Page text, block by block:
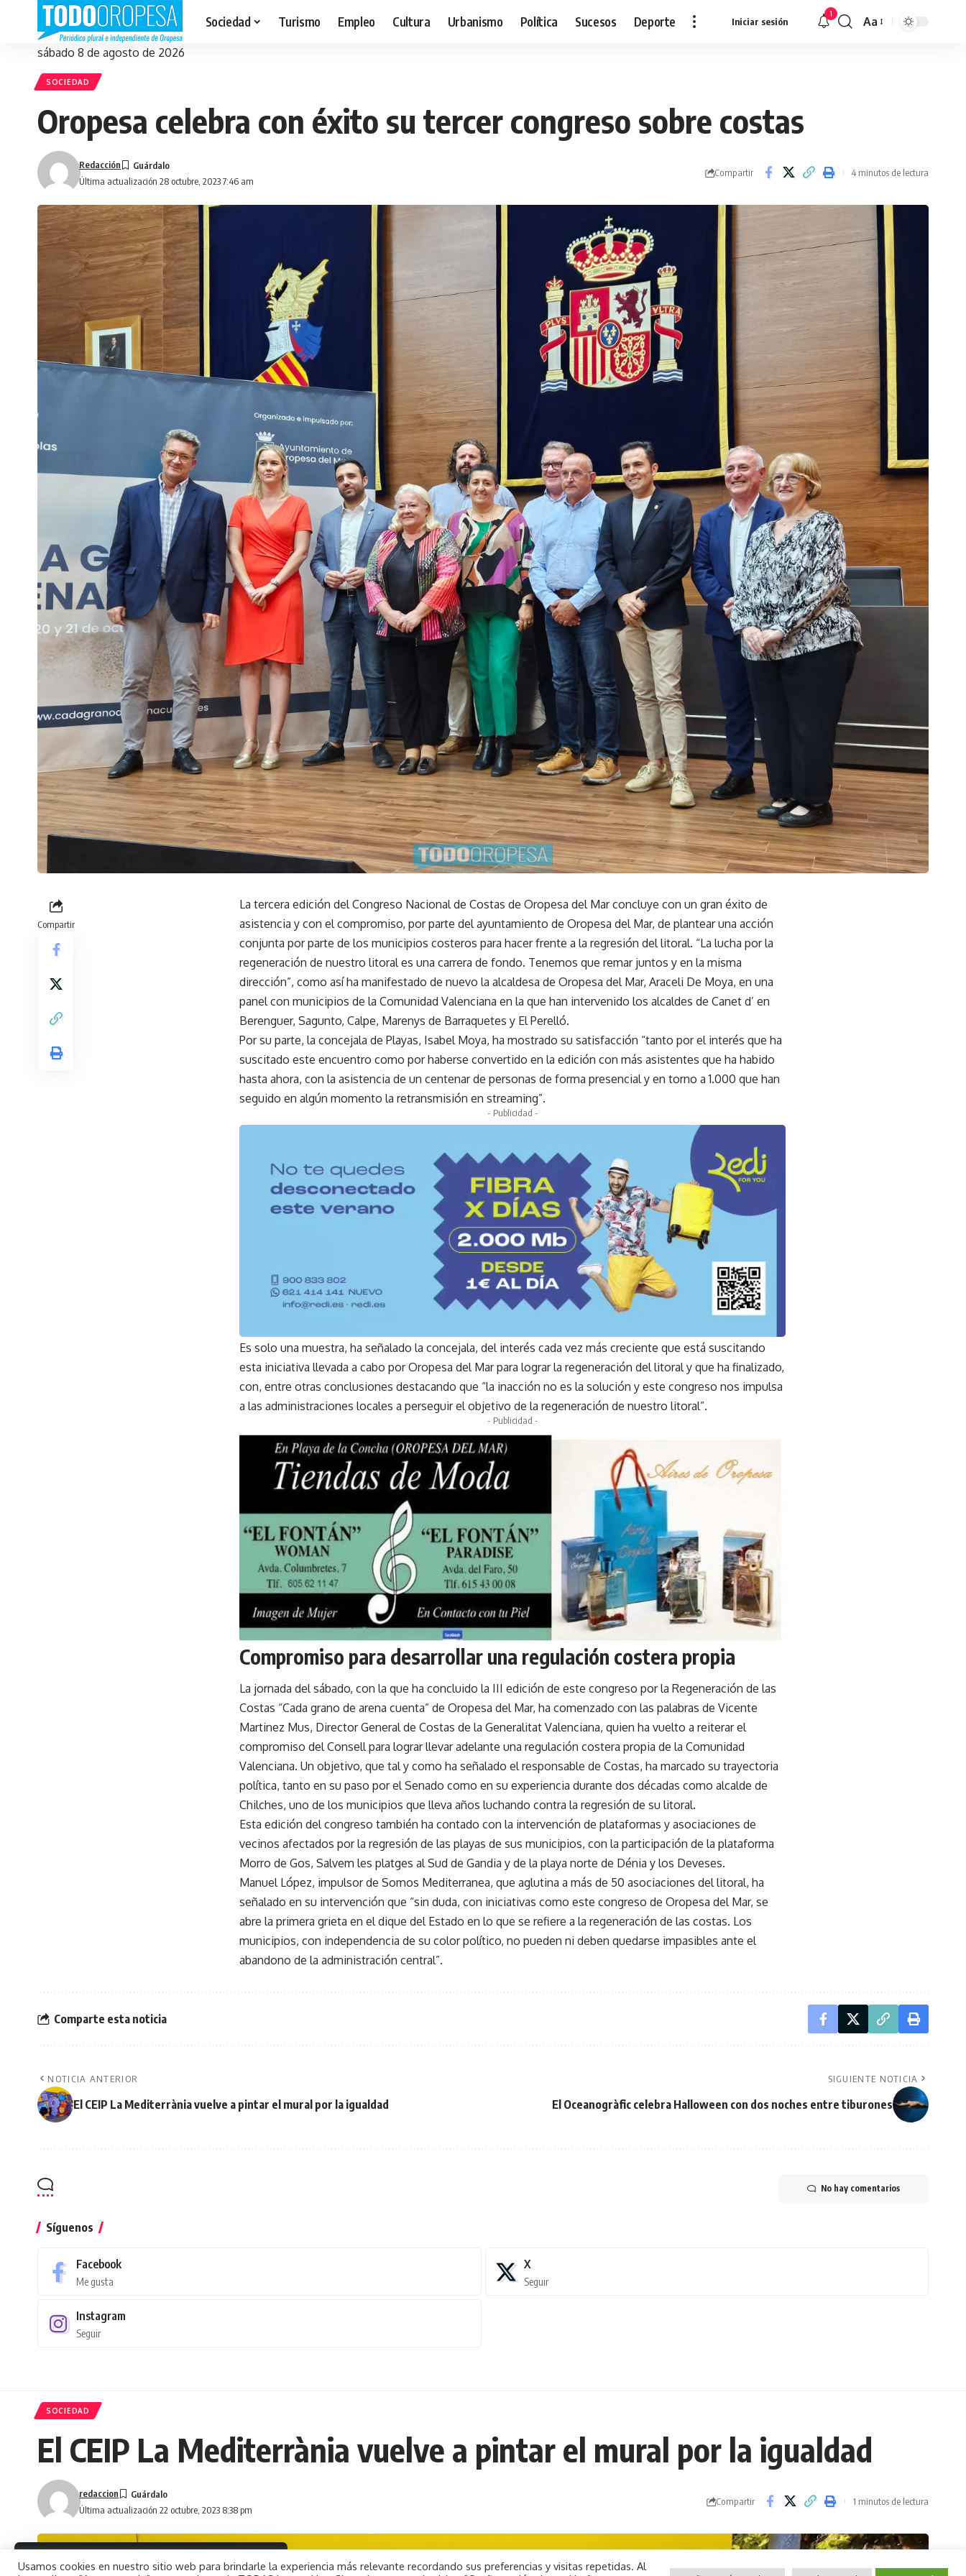
By using this site, you agree to the
Aceptar
Sociedad Turismo Empleo Cultura Urbanismo Política Sucesos Deporte Iniciar sesión
1
Redimensionar
Aa
sábado 8 de agosto de 2026
SOCIEDAD
Oropesa celebra con éxito su tercer congreso sobre costas
Última actualización 28 octubre, 2023 7:46 am
Redacción
Compartir 4 minutos de lectura
Compartir
La tercera edición del Congreso Nacional de Costas de Oropesa del Mar concluye con un gran éxito de
asistencia y con el compromiso, por parte del ayuntamiento de Oropesa del Mar, de plantear una acción
conjunta por parte de los municipios costeros para hacer frente a la regresión del litoral. “La lucha por la
regeneración de nuestro litoral es una carrera de fondo. Tenemos que remar juntos y en la misma
dirección”, como así ha manifestado de nuevo la alcaldesa de Oropesa del Mar, Araceli De Moya, en una
panel con municipios de la Comunidad Valenciana en la que han intervenido los alcaldes de Canet d’ en
Berenguer, Sagunto, Calpe, Marenys de Barraquetes y El Perelló.
Por su parte, la concejala de Playas, Isabel Moya, ha mostrado su satisfacción “tanto por el interés que ha
suscitado este encuentro como por haberse convertido en la edición con más asistentes que ha habido
hasta ahora, con la asistencia de un centenar de personas de forma presencial y en torno a 1.000 que han
seguido en algún momento la retransmisión en streaming”.
- Publicidad -
Es solo una muestra, ha señalado la concejala, del interés cada vez más creciente que está suscitando
esta iniciativa llevada a cabo por Oropesa del Mar para lograr la regeneración del litoral y que ha finalizado,
con, entre otras conclusiones destacando que “la inacción no es la solución y este congreso nos impulsa
a las administraciones locales a perseguir el objetivo de la regeneración de nuestro litoral”.
- Publicidad -
Compromiso para desarrollar una regulación costera propia
La jornada del sábado, con la que ha concluido la III edición de este congreso por la Regeneración de las
Costas “Cada grano de arena cuenta” de Oropesa del Mar, ha comenzado con las palabras de Vicente
Martinez Mus, Director General de Costas de la Generalitat Valenciana, quien ha vuelto a reiterar el
compromiso del Consell para lograr llevar adelante una regulación costera propia de la Comunidad
Valenciana. Un objetivo, que tal y como ha señalado el responsable de Costas, ha marcado su trayectoria
política, tanto en su paso por el Senado como en su experiencia durante dos décadas como alcalde de
Chilches, uno de los municipios que lleva años luchando contra la regresión de su litoral.
Esta edición del congreso también ha contado con la intervención de plataformas y asociaciones de
vecinos afectados por la regresión de las playas de sus municipios, con la participación de la plataforma
Morro de Gos, Salvem les platges al Sud de Gandia y de la playa norte de Dénia y los Deveses.
Manuel López, impulsor de Somos Mediterranea, que aglutina a más de 50 asociaciones del litoral, ha
señalado en su intervención que “sin duda, con iniciativas como este congreso de Oropesa del Mar, se
abre la primera grieta en el dique del Estado en lo que se refiere a la regeneración de las costas. Los
municipios, con independencia de su color político, no pueden ni deben quedarse impasibles ante el
abandono de la administración central”.
Comparte esta noticia
NOTICIA ANTERIOR
El CEIP La Mediterrània vuelve a pintar el mural por la igualdad
SIGUIENTE NOTICIA
El Oceanogràfic celebra Halloween con dos noches entre tiburones
No hay comentarios
Síguenos
Facebook
Me gusta
X
Seguir
Instagram
Seguir
SOCIEDAD
El CEIP La Mediterrània vuelve a pintar el mural por la igualdad
Última actualización 22 octubre, 2023 8:38 pm
redaccion
Compartir 1 minutos de lectura
Usamos cookies en nuestro sitio web para brindarle la experiencia más relevante recordando sus preferencias y visitas repetidas. Al